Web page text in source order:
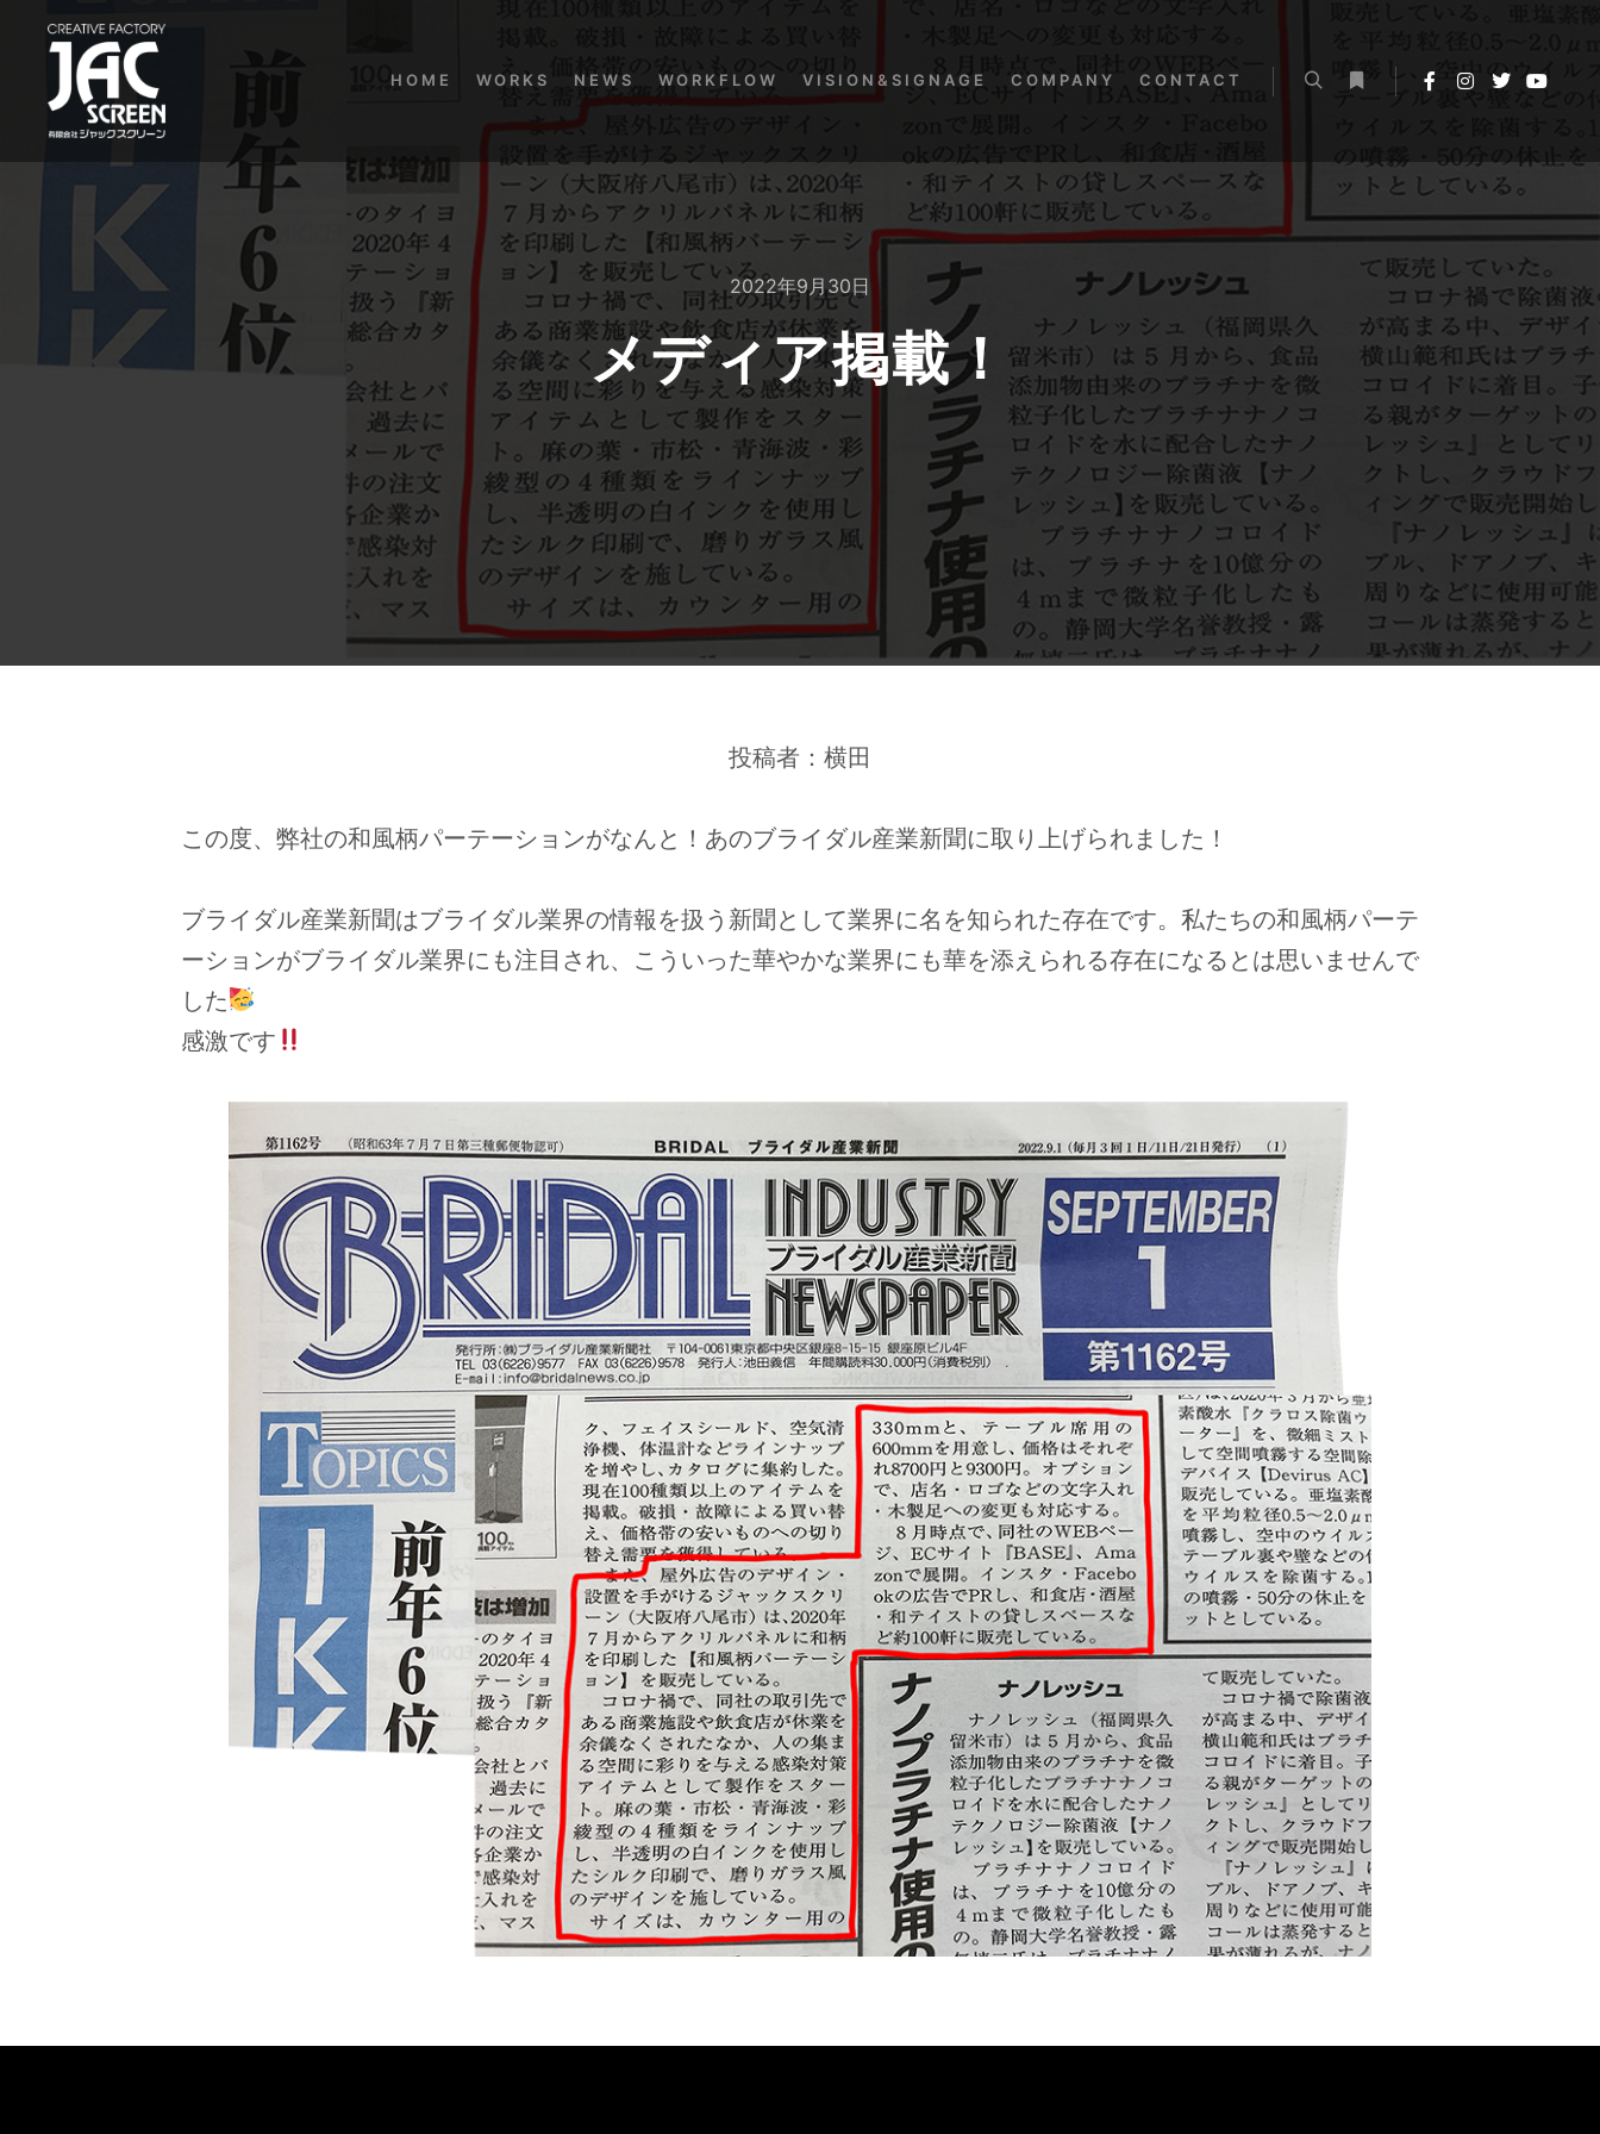
HOME WORKS NEWS WORKFLOW VISION&SIGNAGE COMPANY CONTACT
2022年9月30日
メディア掲載！
投稿者：横田
この度、弊社の和風柄パーテーションがなんと！あのブライダル産業新聞に取り上げられました！
ブライダル産業新聞はブライダル業界の情報を扱う新聞として業界に名を知られた存在です。私たちの和風柄パーテ
ーションがブライダル業界にも注目され、こういった華やかな業界にも華を添えられる存在になるとは思いませんで
した
感激です